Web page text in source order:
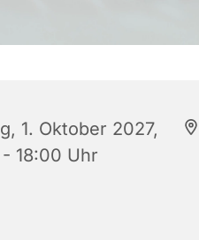
1. Oktober 2027,
18:00 Uhr